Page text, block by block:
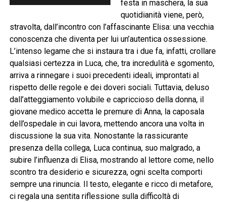
festa in maschera, la sua
quotidianità viene, però,
stravolta, dall’incontro con l’affascinante Elisa: una vecchia
conoscenza che diventa per lui un’autentica ossessione.
L’intenso legame che si instaura tra i due fa, infatti, crollare
qualsiasi certezza in Luca, che, tra incredulità e sgomento,
arriva a rinnegare i suoi precedenti ideali, improntati al
rispetto delle regole e dei doveri sociali. Tuttavia, deluso
dall’atteggiamento volubile e capriccioso della donna, il
giovane medico accetta le premure di Anna, la caposala
dell’ospedale in cui lavora, mettendo ancora una volta in
discussione la sua vita. Nonostante la rassicurante
presenza della collega, Luca continua, suo malgrado, a
subire l’influenza di Elisa, mostrando al lettore come, nello
scontro tra desiderio e sicurezza, ogni scelta comporti
sempre una rinuncia. Il testo, elegante e ricco di metafore,
ci regala una sentita riflessione sulla difficoltà di